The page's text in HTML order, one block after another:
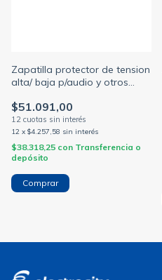
Zapatilla protector de tension
alta/ baja p/audio y otros
(STAND BY)
$51.091,00
12 x $4.257,58 sin interés
$38.318,25 con Transferencia o
depósito